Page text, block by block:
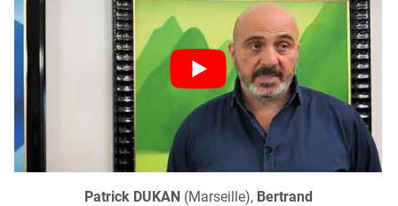
Patrick DUKAN (Marseille), Bertrand